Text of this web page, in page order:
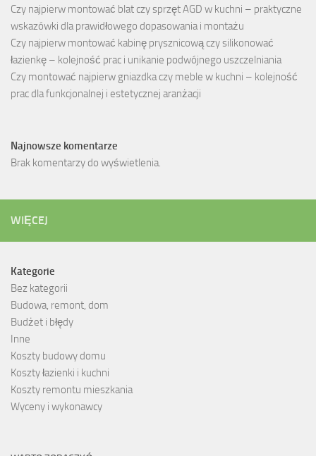
Czy najpierw montować blat czy sprzęt AGD w kuchni – praktyczne
wskazówki dla prawidłowego dopasowania i montażu
Czy najpierw montować kabinę prysznicową czy silikonować
łazienkę – kolejność prac i unikanie podwójnego uszczelniania
Czy montować najpierw gniazdka czy meble w kuchni – kolejność
prac dla funkcjonalnej i estetycznej aranżacji
Najnowsze komentarze
Brak komentarzy do wyświetlenia.
WIĘCEJ
Kategorie
Bez kategorii
Budowa, remont, dom
Budżet i błędy
Inne
Koszty budowy domu
Koszty łazienki i kuchni
Koszty remontu mieszkania
Wyceny i wykonawcy